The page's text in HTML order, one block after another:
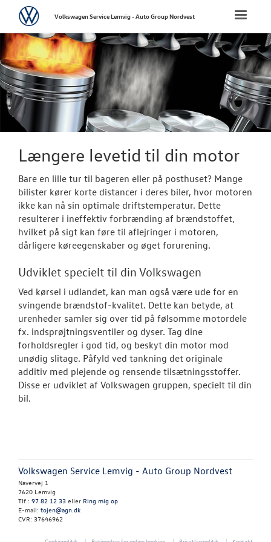
FORSIDE
BRUGTE BILER
TILBEHØR
Bestil tid på
Hjulskifte
Koncepter og
Bestil tid til
VW Connect
Mere effekt
Toggle
VolkswagenVolkswagen Service Lemvig - Auto Group Nordvest
Længere levetid til din motor
Bare en lille tur til bageren eller på posthuset? Mange
bilister kører korte distancer i deres biler, hvor motoren
ikke kan nå sin optimale driftstemperatur. Dette
resulterer i ineffektiv forbrænding af brændstoffet,
hvilket på sigt kan føre til aflejringer i motoren,
dårligere køreegenskaber og øget forurening.
Udviklet specielt til din Volkswagen
Ved kørsel i udlandet, kan man også være ude for en
svingende brændstof-kvalitet. Dette kan betyde, at
urenheder samler sig over tid på følsomme motordele
fx. indsprøjtningsventiler og dyser. Tag dine
forholdsregler i god tid, og beskyt din motor mod
unødig slitage. Påfyld ved tankning det originale
additiv med plejende og rensende tilsætningsstoffer.
Disse er udviklet af Volkswagen gruppen, specielt til din
bil.
Volkswagen Service Lemvig - Auto Group Nordvest
Navervej 1
7620 Lemvig
Tlf.: 97 82 12 33 eller Ring mig op
E-mail: tojen@agn.dk
CVR: 37646962